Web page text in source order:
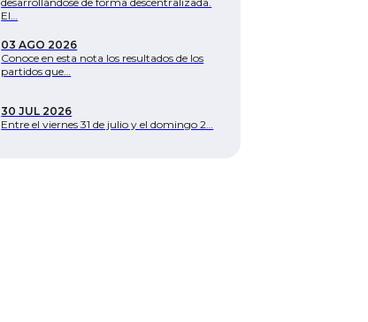
El…
03 AGO 2026
Conoce en esta nota los resultados de los
partidos que…
30 JUL 2026
Entre el viernes 31 de julio y el domingo 2…